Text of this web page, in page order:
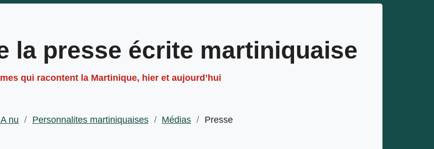
populaires
la presse écrite martiniquaise
qui racontent la Martinique, hier et aujourd’hui
nu / Personnalites martiniquaises / Médias / Presse